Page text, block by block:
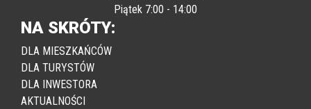
Piątek 7:00 - 14:00
NA SKRÓTY:
DLA MIESZKAŃCÓW
DLA TURYSTÓW
DLA INWESTORA
AKTUALNOŚCI